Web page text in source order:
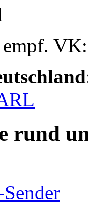
empf.
rund